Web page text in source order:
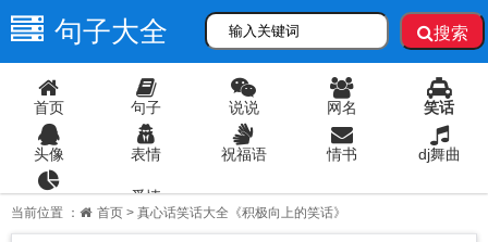
句子大全 搜索
首页 句子 说说 网名 笑话
头像 表情 祝福语 情书 dj舞曲
爱情
当前位置 ： 首页 > 真心话笑话大全《积极向上的笑话》